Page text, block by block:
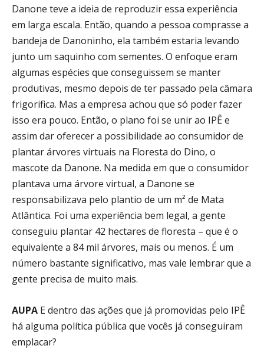
Danone teve a ideia de reproduzir essa experiência
em larga escala. Então, quando a pessoa comprasse a
bandeja de Danoninho, ela também estaria levando
junto um saquinho com sementes. O enfoque eram
algumas espécies que conseguissem se manter
produtivas, mesmo depois de ter passado pela câmara
frigorifica. Mas a empresa achou que só poder fazer
isso era pouco. Então, o plano foi se unir ao IPÊ e
assim dar oferecer a possibilidade ao consumidor de
plantar árvores virtuais na Floresta do Dino, o
mascote da Danone. Na medida em que o consumidor
plantava uma árvore virtual, a Danone se
responsabilizava pelo plantio de um m² de Mata
Atlântica. Foi uma experiência bem legal, a gente
conseguiu plantar 42 hectares de floresta – que é o
equivalente a 84 mil árvores, mais ou menos. É um
número bastante significativo, mas vale lembrar que a
gente precisa de muito mais.
AUPA E dentro das ações que já promovidas pelo IPÊ
há alguma política pública que vocês já conseguiram
emplacar?